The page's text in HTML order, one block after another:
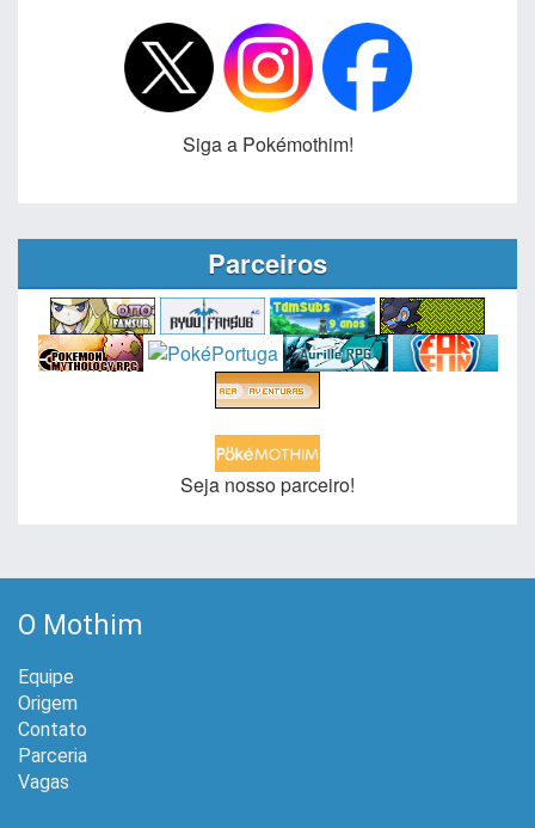
Siga a Pokémothim!
Parceiros
Seja nosso parceiro!
O Mothim
Equipe
Origem
Contato
Parceria
Vagas